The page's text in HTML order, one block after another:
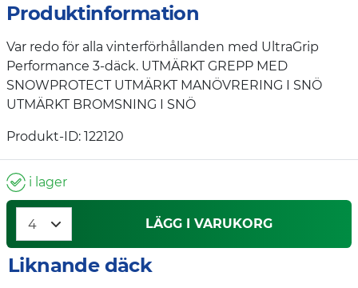
Produktinformation
Var redo för alla vinterförhållanden med UltraGrip
Performance 3-däck. UTMÄRKT GREPP MED
SNOWPROTECT UTMÄRKT MANÖVRERING I SNÖ
UTMÄRKT BROMSNING I SNÖ
Produkt-ID: 122120
i lager
LÄGG I VARUKORG
Liknande däck